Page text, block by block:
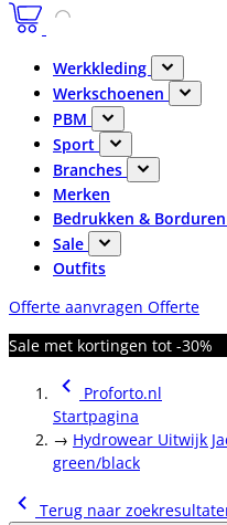
Werkkleding
Werkschoenen
PBM
Sport
Branches
Merken
Bedrukken & Borduren
Sale
Outfits
Offerte aanvragen Offerte
Sale met kortingen tot -30%
Proforto.nl
Startpagina
→ Hydrowear Uitwijk
green/black
Terug naar